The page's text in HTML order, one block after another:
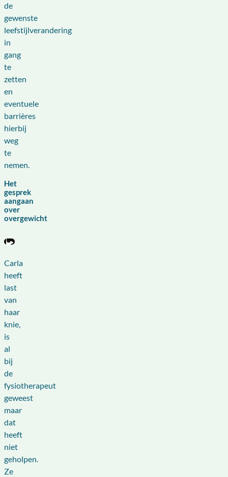
de
gewenste
leefstijlverandering
in
gang
te
zetten
en
eventuele
barrières
hierbij
weg
te
nemen.
Het
gesprek
aangaan
over
overgewicht
Carla
heeft
last
van
haar
knie,
is
al
bij
de
fysiotherapeut
geweest
maar
dat
heeft
niet
geholpen.
Ze